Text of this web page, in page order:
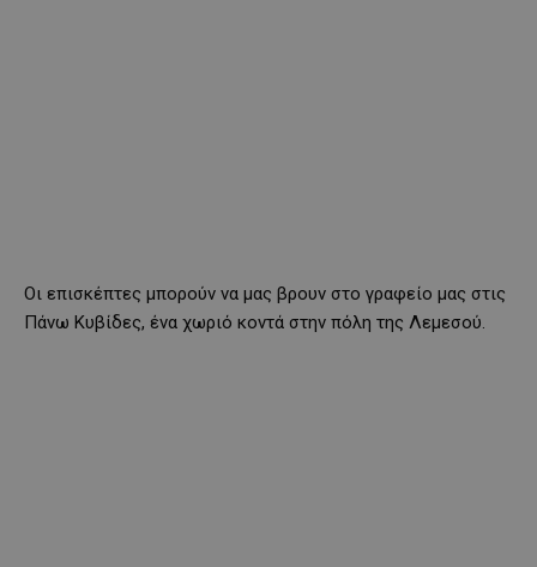
Οι επισκέπτες μπορούν να μας βρουν στο γραφείο μας στις
Πάνω Κυβίδες, ένα χωριό κοντά στην πόλη της Λεμεσού.